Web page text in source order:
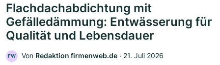
Flachdachabdichtung mit
Gefälledämmung: Entwässerung für
Qualität und Lebensdauer
FW Von Redaktion firmenweb.de ‧ 21. Juli 2026